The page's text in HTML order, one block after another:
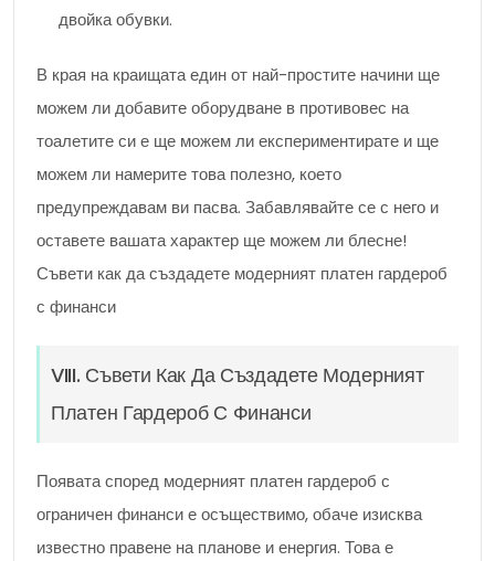
двойка обувки.
В края на краищата един от най-простите начини ще
можем ли добавите оборудване в противовес на
тоалетите си е ще можем ли експериментирате и ще
можем ли намерите това полезно, което
предупреждавам ви пасва. Забавлявайте се с него и
оставете вашата характер ще можем ли блесне!
Съвети как да създадете модерният платен гардероб
с финанси
VIII. Съвети Как Да Създадете Модерният
Платен Гардероб С Финанси
Появата според модерният платен гардероб с
ограничен финанси е осъществимо, обаче изисква
известно правене на планове и енергия. Това е